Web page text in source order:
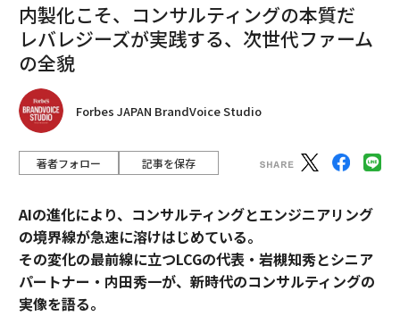
内製化こそ、コンサルティングの本質だ
レバレジーズが実践する、次世代ファーム
の全貌
Forbes JAPAN BrandVoice Studio
著者フォロー 記事を保存
AIの進化により、コンサルティングとエンジニアリング
の境界線が急速に溶けはじめている。
その変化の最前線に立つLCGの代表・岩槻知秀とシニア
パートナー・内田秀一が、新時代のコンサルティングの
実像を語る。